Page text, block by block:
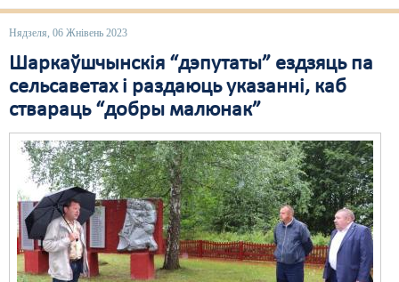
Нядзеля, 06 Жнівень 2023
Шаркаўшчынскія “дэпутаты” ездзяць па
сельсаветах і раздаюць указанні, каб
ствараць “добры малюнак”
Распальваньне варожасьці
Рознае
Свабода слова
Свабода сумленьня
Суд
Сьмяротнае пакараньне
Экалёгія
Правы працоўных